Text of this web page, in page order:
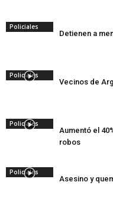
Policiales
Detienen a
Policiales
Vecinos de
Policiales
Aumentó el
robos
Policiales
Asesino y